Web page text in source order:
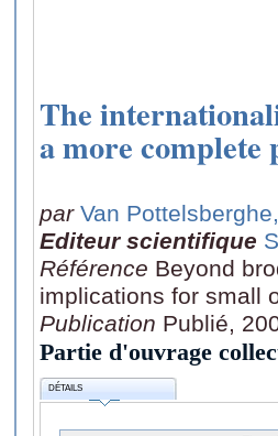
The
a more
par Van
Editeur scientifique
Référence Beyond
implications for small
Publication Publié,
Partie d'ouvrage
DÉTAILS